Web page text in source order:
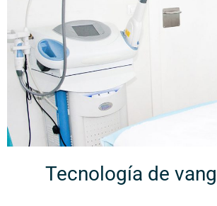
Tecnología de